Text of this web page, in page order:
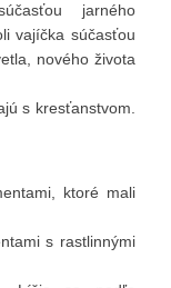
jarného
vajíčka súčasťou
nového života
s kresťanstvom.
ktoré mali
s rastlinnými